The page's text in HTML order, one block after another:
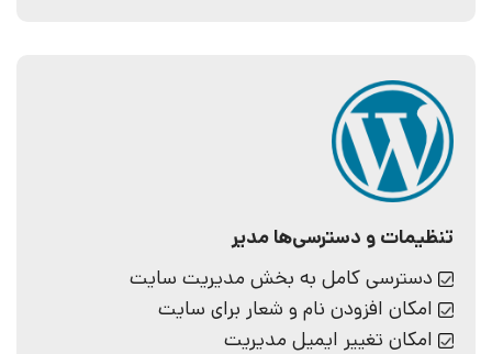
تنظیمات و دسترسی‌ها مدیر
دسترسی کامل به بخش مدیریت سایت
امکان افزودن نام و شعار برای سایت
امکان تغییر ایمیل مدیریت